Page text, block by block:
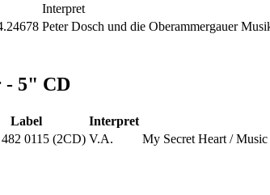
Interpret
Peter Dosch und die Oberammergauer
- 5" CD
Label Interpret
0115 (2CD) V.A. My Secret Heart /